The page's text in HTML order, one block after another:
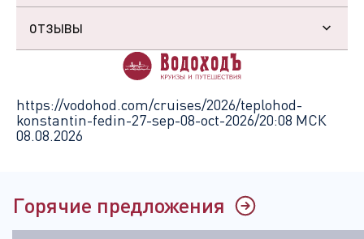
ОТЗЫВЫ
https://vodohod.com/cruises/2026/teplohod-
konstantin-fedin-27-sep-08-oct-2026/20:08 МСК
08.08.2026
Горячие предложения